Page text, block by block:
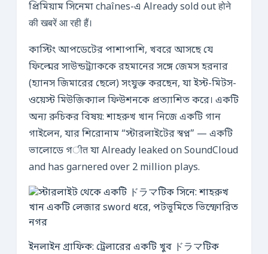
প্রিমিয়াম সিনেমা chaînes-এ Already sold out होने
की खबरें आ रही हैं।
কাস্টিং আপডেটের পাশাপাশি, খবরে আসছে যে
ফিল্মের সাউন্ডট্র্যাককে রহমানের সঙ্গে জেমস হরনার
(হ্যানস জিমারের ছেলে) সংযুক্ত করছেন, যা ইস্ট-মিটস-
ওয়েস্ট মিউজিক্যাল ফিউশনকে প্রত্যাশিত করে। একটি
অন্য রুচিকর বিষয়: শাহরুখ খান নিজে একটি গান
গাইলেন, যার শিরোনাম “স্টারলাইটের স্বপ্ন” — একটি
ভালোডে গीत যা Already leaked on SoundCloud
and has garnered over 2 million plays.
ইনলাইন গ্রাফিক: ট্রেলারের একটি খুব ドラマটিক